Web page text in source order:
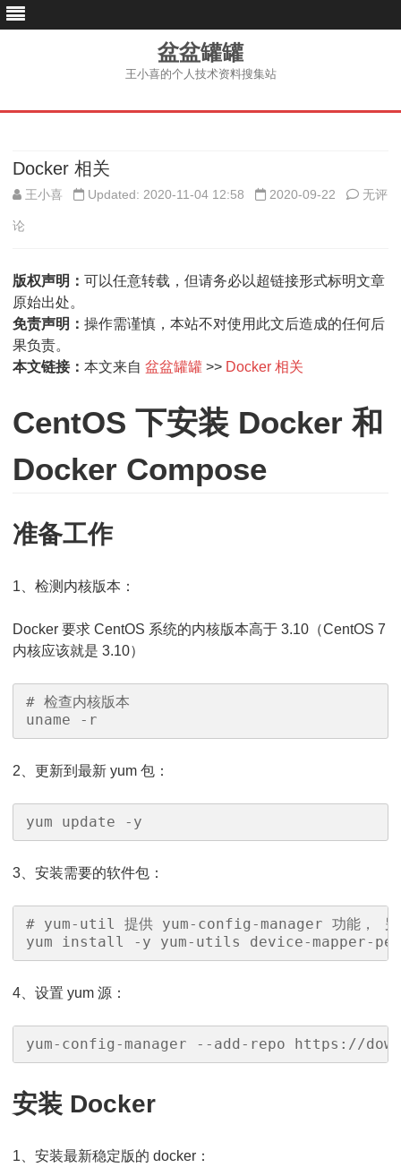
盆盆罐罐
王小喜的个人技术资料搜集站
跳
Docker 相关
王小喜 Updated: 2020-11-04 12:58 2020-09-22 Docker
无评
论
版权声明： 可以任意转载，但请务必以超链接形式标明文章
原始出处。
免责声明： 操作需谨慎，本站不对使用此文后造成的任何后
果负责。
本文链接： 本文来自 盆盆罐罐 >> Docker 相关
CentOS 下安装 Docker 和
Docker Compose
准备工作
1、检测内核版本：
Docker 要求 CentOS 系统的内核版本高于 3.10（CentOS 7
内核应该就是 3.10）
# 检查内核版本
uname -r
2、更新到最新 yum 包：
yum update -y
3、安装需要的软件包：
# yum-util 提供 yum-config-manager 功能， 另
yum install -y yum-utils device-mapper-
4、设置 yum 源：
yum-config-manager --add-repo https://
安装 Docker
1、安装最新稳定版的 docker：